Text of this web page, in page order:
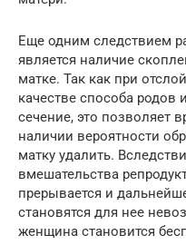
Еще одним следствием
является наличие
матке. Так как при
качестве способа родов
сечение, это позволяет
наличии вероятности
матку удалить.
вмешательства
прерывается и
становятся для нее
женщина становится